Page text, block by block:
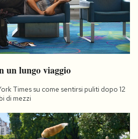
un lungo viaggio
Times su come sentirsi puliti dopo 12
di mezzi